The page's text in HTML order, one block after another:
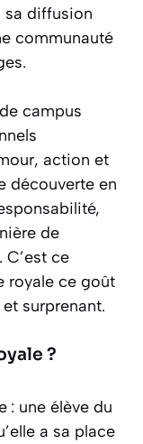
sa diffusion
communauté
campus
action et
découverte en
de
ce
royale ce goût
surprenant.
?
: une élève du
a sa place